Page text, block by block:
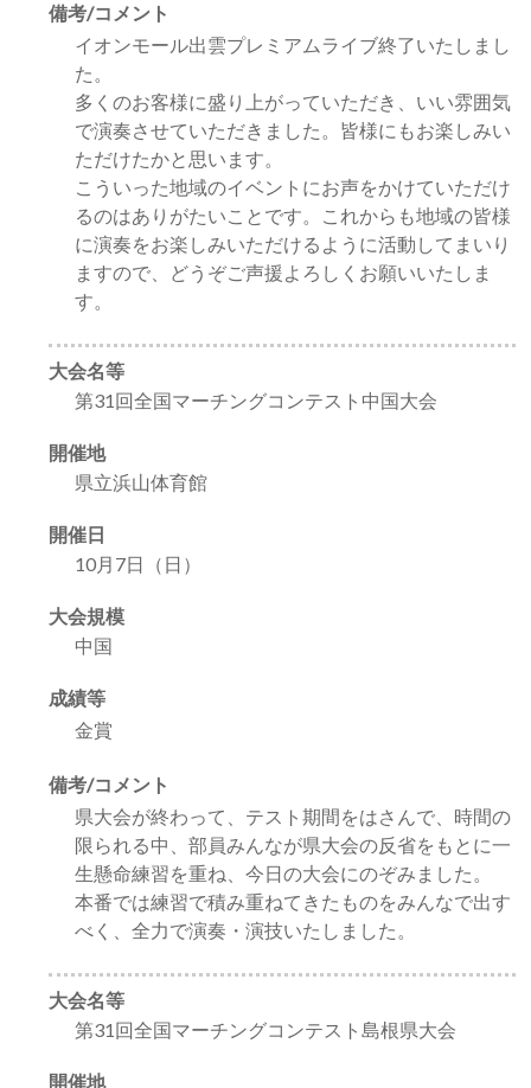
備考/コメント
イオンモール出雲プレミアムライブ終了いたしまし
た。
多くのお客様に盛り上がっていただき、いい雰囲気
で演奏させていただきました。皆様にもお楽しみい
ただけたかと思います。
こういった地域のイベントにお声をかけていただけ
るのはありがたいことです。これからも地域の皆様
に演奏をお楽しみいただけるように活動してまいり
ますので、どうぞご声援よろしくお願いいたしま
す。
大会名等
第31回全国マーチングコンテスト中国大会
開催地
県立浜山体育館
開催日
10月7日（日）
大会規模
中国
成績等
金賞
備考/コメント
県大会が終わって、テスト期間をはさんで、時間の
限られる中、部員みんなが県大会の反省をもとに一
生懸命練習を重ね、今日の大会にのぞみました。
本番では練習で積み重ねてきたものをみんなで出す
べく、全力で演奏・演技いたしました。
大会名等
第31回全国マーチングコンテスト島根県大会
開催地